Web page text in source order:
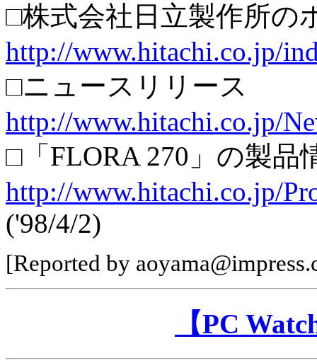
□株式会社日立製作所の
http://www.hitachi.co.jp/
□ニュースリリース
http://www.hitachi.co.jp/
□「FLORA 270」の製品
http://www.hitachi.co.jp/
('98/4/2)
[Reported by
【PC